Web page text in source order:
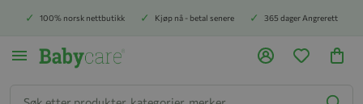
100% norsk nettbutikk Kjøp nå - betal senere 365 dager Angrerett